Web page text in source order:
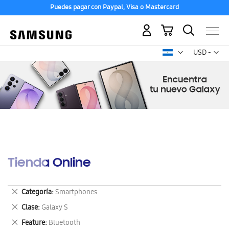
Puedes pagar con Paypal, Visa o Mastercard
USD -
dólar
Mi carrito
Tienda Online
Categoría Smartphones
Eliminar
este
artículo
Clase Galaxy S
Eliminar
este
Feature Bluetooth
Eliminar